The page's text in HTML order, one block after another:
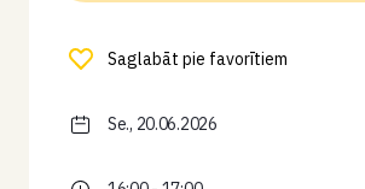
Saglabāt pie favorītiem
Se., 20.06.2026